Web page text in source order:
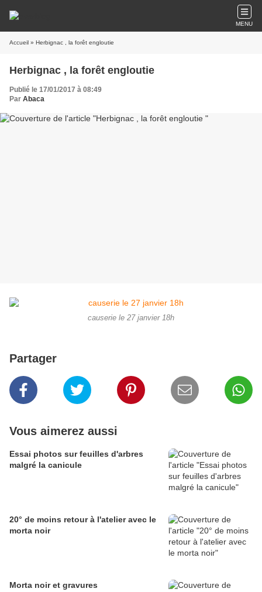
MENU
Accueil » Herbignac , la forêt engloutie
Herbignac , la forêt engloutie
Publié le 17/01/2017 à 08:49
Par Abaca
causerie le 27 janvier 18h
Partager
Vous aimerez aussi
Essai photos sur feuilles d'arbres
malgré la canicule
20° de moins retour à l'atelier avec le
morta noir
Morta noir et gravures